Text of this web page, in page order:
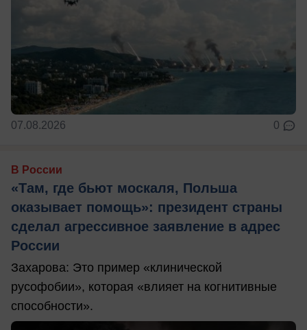
07.08.2026 0
В России
«Там, где бьют москаля, Польша
оказывает помощь»: президент страны
сделал агрессивное заявление в адрес
России
Захарова: Это пример «клинической
русофобии», которая «влияет на когнитивные
способности».